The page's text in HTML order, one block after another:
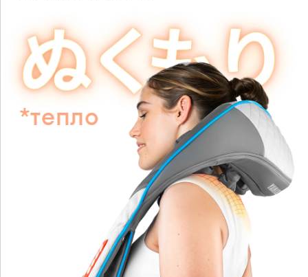
*тепло